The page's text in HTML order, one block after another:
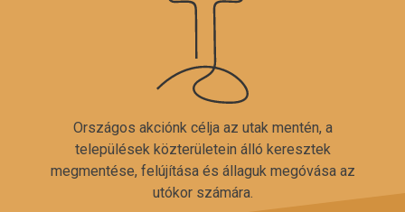
Országos akciónk célja az utak mentén, a
települések közterületein álló keresztek
megmentése, felújítása és állaguk megóvása az
utókor számára.